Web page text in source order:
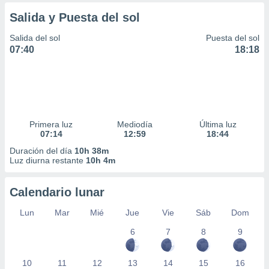
contenido
medir el
el
de
de
uso de
Salida y Puesta del sol
Salida del sol
07:40
Puesta del sol
18:18
Primera luz
07:14
Mediodía
12:59
Última luz
18:44
Duración del día 10h 38m
Luz diurna restante 10h 4m
Calendario lunar
Lun Mar Mié Jue Vie Sáb
Dom
6
7 8 9
10 11 12 13 14 15 16